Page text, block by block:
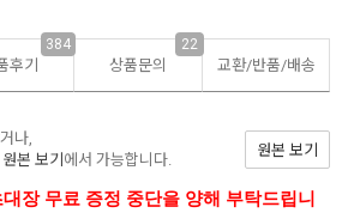
후기
384
상품문의
22
교환/반품/배송
나,
원본 보기 에서 가능합니다.
원본 보기
장 무료 증정 중단을 양해 부탁드립니